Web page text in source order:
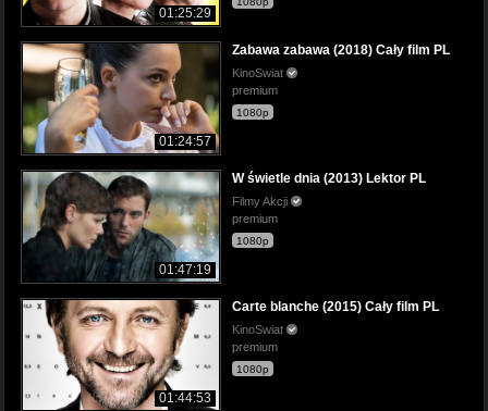
01:25:29
01:24:57
Zabawa zabawa (2018) Cały film PL
KinoSwiat
premium
1080p
01:47:19
W świetle dnia (2013) Lektor PL
Filmy Akcji
premium
1080p
01:44:53
Carte blanche (2015) Cały film PL
KinoSwiat
premium
1080p